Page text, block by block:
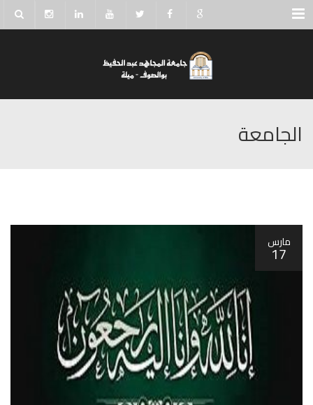
Menu
الجامعة
مارس
17